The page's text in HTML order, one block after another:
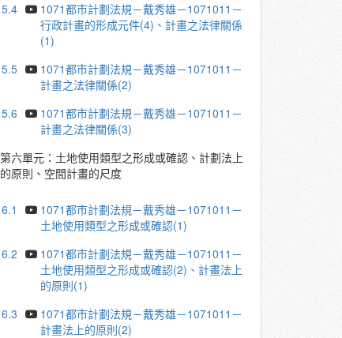
5.4
1071都市計劃法規－戴秀雄－1071011－
行政計畫的形成元件(4)、計畫之法律關係
(1)
5.5
1071都市計劃法規－戴秀雄－1071011－
計畫之法律關係(2)
5.6
1071都市計劃法規－戴秀雄－1071011－
計畫之法律關係(3)
第六單元：土地使用類型之形成或確認、計劃法上
的原則、空間計畫的尺度
6.1
1071都市計劃法規－戴秀雄－1071011－
土地使用類型之形成或確認(1)
6.2
1071都市計劃法規－戴秀雄－1071011－
土地使用類型之形成或確認(2)、計畫法上
的原則(1)
6.3
1071都市計劃法規－戴秀雄－1071011－
計畫法上的原則(2)